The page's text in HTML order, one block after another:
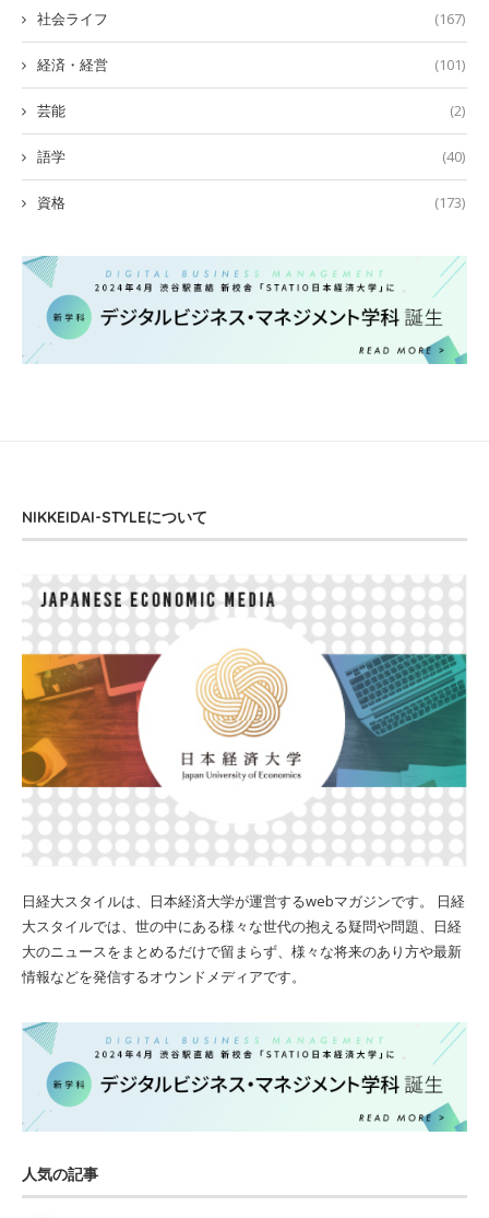
社会ライフ (167)
経済・経営 (101)
芸能 (2)
語学 (40)
資格 (173)
NIKKEIDAI-STYLEについて
日経大スタイルは、日本経済大学が運営するwebマガジンです。 日経
大スタイルでは、世の中にある様々な世代の抱える疑問や問題、日経
大のニュースをまとめるだけで留まらず、様々な将来のあり方や最新
情報などを発信するオウンドメディアです。
人気の記事